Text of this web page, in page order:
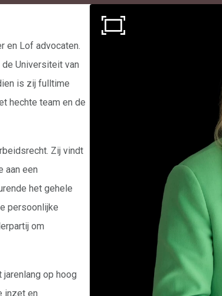
en Lof advocaten.
Universiteit van
is zij fulltime
hechte team en de
Zij vindt
aan een
het gehele
persoonlijke
om
op hoog
inzet en